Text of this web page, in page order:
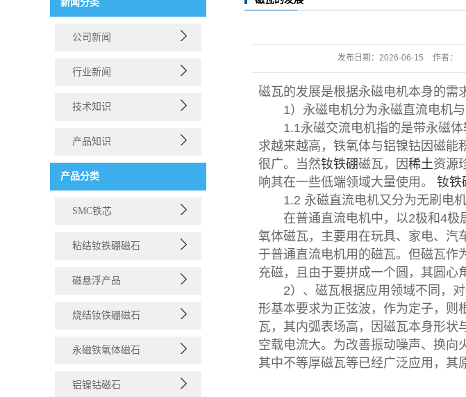
新闻分类
公司新闻
行业新闻
技术知识
产品知识
产品分类
SMC铁芯
粘结钕铁硼磁石
磁悬浮产品
烧结钕铁硼磁石
永磁铁氧体磁石
铝镍钴磁石
发布日期： 2026-06-15 作者：
磁瓦的发展是根据永磁电机本身的需
1）永磁电机分为永磁直流电机与
1.1永磁交流电机指的是带永磁体
求越来越高，铁氧体与铝镍钴因磁能
很广。当然钕铁硼磁瓦，因稀土资源
响其在一些低端领域大量使用。 钕铁
1.2 永磁直流电机又分为无刷电机
在普通直流电机中，以2极和4极
氧体磁瓦，主要用在玩具、家电、汽
于普通直流电机用的磁瓦。但磁瓦作
充磁，且由于要拼成一个圆，其圆心
2）、磁瓦根据应用领域不同，对
形基本要求为正弦波，作为定子，则
瓦，其内弧表场高，因磁瓦本身形状
空载电流大。为改善振动噪声、换向
其中不等厚磁瓦等已经广泛应用，其